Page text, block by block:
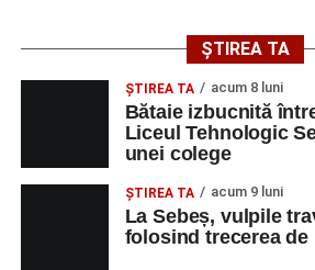
județul Alba ocazia de a descoperi
și de a lua parte la un veritabil
Adaugă-ne ca sursă
Urmărește-ne pe
ȘTIREA TA
ŞTIREA TA acum 8 luni
Bătaie izbucnită
Liceul Tehnologic
unei colege
ŞTIREA TA acum 9 luni
La Sebeș, vulpile
folosind trecerea